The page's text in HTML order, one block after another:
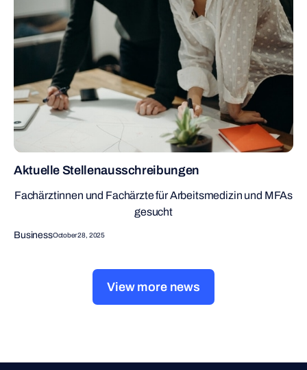
Aktuelle Stellenausschreibungen
Fachärztinnen und Fachärzte für Arbeitsmedizin und MFAs
gesucht
BusinessOctober 28, 2025
View more news